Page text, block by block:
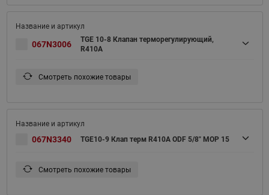
067N3006
TGE 10-8 Клапан терморегулирующий,
R410A
Смотреть похожие товары
067N3340 TGE10-9 Клап терм R410A ODF 5/8" MOP 15
Смотреть похожие товары